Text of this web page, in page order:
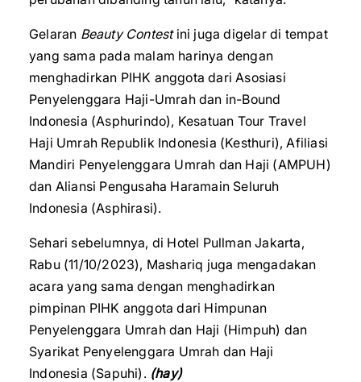
Gelaran Beauty Contestini juga digelar di tempat
yang sama pada malam harinya dengan
menghadirkan PIHK anggota dari Asosiasi
Penyelenggara Haji-Umrah dan in-Bound
Indonesia (Asphurindo), Kesatuan Tour Travel
Haji Umrah Republik Indonesia (Kesthuri), Afiliasi
Mandiri Penyelenggara Umrah dan Haji (AMPUH)
dan Aliansi Pengusaha Haramain Seluruh
Indonesia (Asphirasi).
Sehari sebelumnya, di Hotel Pullman Jakarta,
Rabu (11/10/2023), Mashariq juga mengadakan
acara yang sama dengan menghadirkan
pimpinan PIHK anggota dari Himpunan
Penyelenggara Umrah dan Haji (Himpuh) dan
Syarikat Penyelenggara Umrah dan Haji
Indonesia (Sapuhi). (hay)